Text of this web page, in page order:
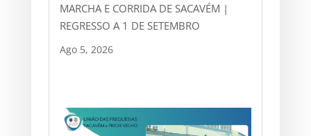
MARCHA E CORRIDA DE SACAVÉM |
REGRESSO A 1 DE SETEMBRO
Ago 5, 2026